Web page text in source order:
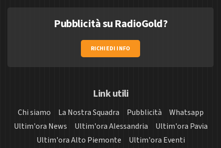
Pubblicità su RadioGold?
RICHIEDI INFO
Link utili
Chi siamo La Nostra Squadra Pubblicità
Whatsapp
Ultim'ora News
Ultim'ora Alessandria
Ultim'ora Pavia
Ultim'ora Alto Piemonte
Ultim'ora Eventi